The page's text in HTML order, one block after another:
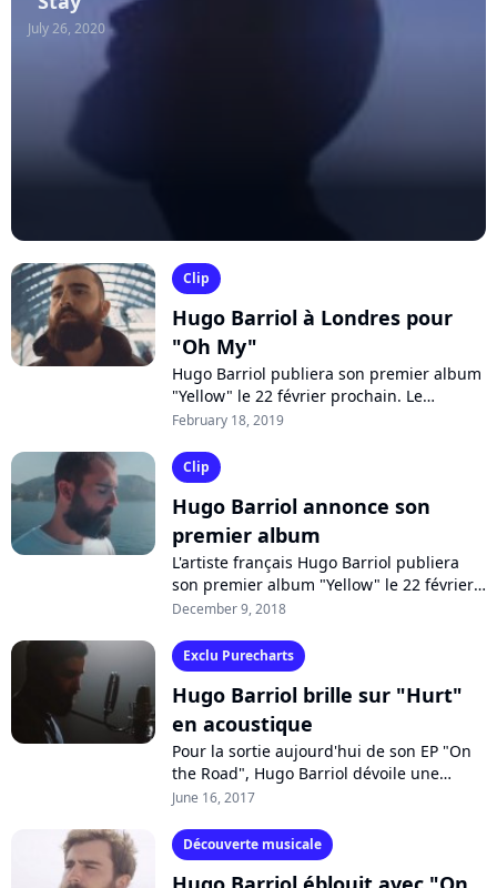
July 26, 2020
Clip
Hugo Barriol à Londres pour
"Oh My"
Hugo Barriol publiera son premier album
"Yellow" le 22 février prochain. Le
chanteur, repéré dans le métro à l'origine,
February 18, 2019
Clip
Hugo Barriol annonce son
premier album
L'artiste français Hugo Barriol publiera
son premier album "Yellow" le 22 février
2019. Il dévoile son univers folk et
December 9, 2018
Exclu Purecharts
Hugo Barriol brille sur "Hurt"
en acoustique
Pour la sortie aujourd'hui de son EP "On
the Road", Hugo Barriol dévoile une
session acoustique de son titre "Hurt".
première...
June 16, 2017
Découverte musicale